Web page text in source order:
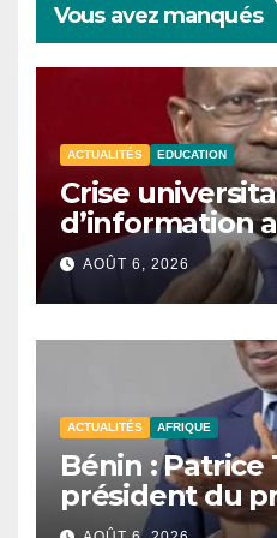
Vous avez manqués
ACTUALITÉS EDUCATION
Crise
d’information
ministre
AOÛT 6, 2026
ACTUALITÉS AFRIQUE
Bénin : Patrice
président du
de l’histoire du